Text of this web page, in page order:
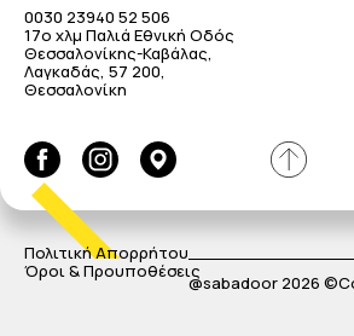
0030 23940 52 506
17o χλμ Παλιά Εθνική Οδός
Θεσσαλονίκης-Καβάλας,
Λαγκαδάς, 57 200,
Θεσσαλονίκη
Πολιτική Απορρήτου
Όροι & Προυποθέσεις
@sabadoor 2026